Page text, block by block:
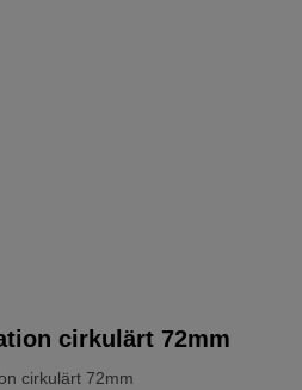
cirkulärt 72mm
cirkulärt 72mm